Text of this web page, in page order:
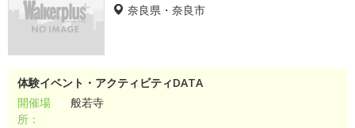
奈良県・奈良市
体験イベント・アクティビティDATA
開催場
所：
般若寺